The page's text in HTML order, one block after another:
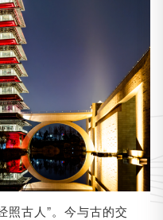
照古人”。今与古的交